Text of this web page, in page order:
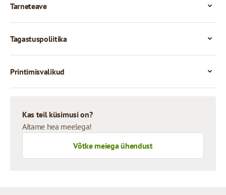
Tarneteave
Tagastuspoliitika
Printimisvalikud
Kas teil küsimusi on?
Aitame hea meelega!
Võtke meiega ühendust